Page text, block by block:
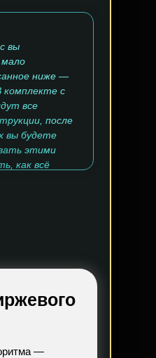
вы
ниже —
комплекте с
все
после
вы будете
этими
как всё
—